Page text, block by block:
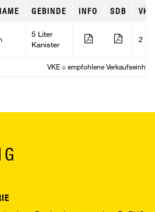
GEBINDE INFO SDB VKE
5 Liter
Kanister
2
VKE = empfohlene Verkaufseinheit